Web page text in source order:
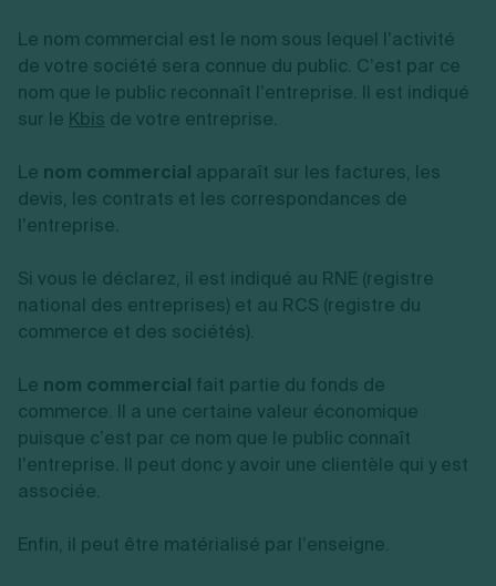
Le nom commercial est le nom sous lequel l’activité
de votre société sera connue du public. C’est par ce
nom que le public reconnaît l’entreprise. Il est indiqué
sur le Kbis de votre entreprise.
Le nom commercial apparaît sur les factures, les
devis, les contrats et les correspondances de
l’entreprise.
Si vous le déclarez, il est indiqué au RNE (registre
national des entreprises) et au RCS (registre du
commerce et des sociétés).
Le nom commercial fait partie du fonds de
commerce. Il a une certaine valeur économique
puisque c’est par ce nom que le public connaît
l’entreprise. Il peut donc y avoir une clientèle qui y est
associée.
Enfin, il peut être matérialisé par l’enseigne.